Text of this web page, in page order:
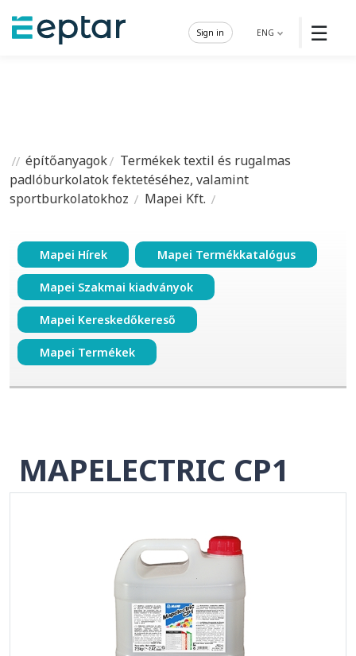
☰
ENG
Sign in
építőanyagok
Termékek textil és rugalmas
padlóburkolatok fektetéséhez, valamint
sportburkolatokhoz
Mapei Kft.
Mapei Hírek Mapei Termékkatalógus
Mapei Szakmai kiadványok
Mapei Kereskedőkereső
Mapei Termékek
MAPELECTRIC CP1